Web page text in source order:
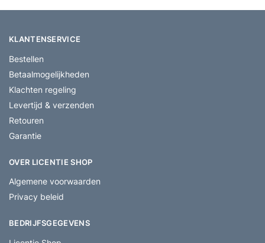
KLANTENSERVICE
Bestellen
Betaalmogelijkheden
Klachten regeling
Levertijd & verzenden
Retouren
Garantie
OVER LICENTIE SHOP
Algemene voorwaarden
Privacy beleid
BEDRIJFSGEGEVENS